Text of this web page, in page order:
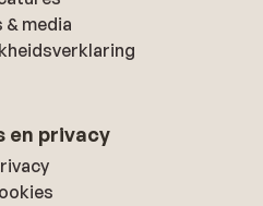
& media
en privacy